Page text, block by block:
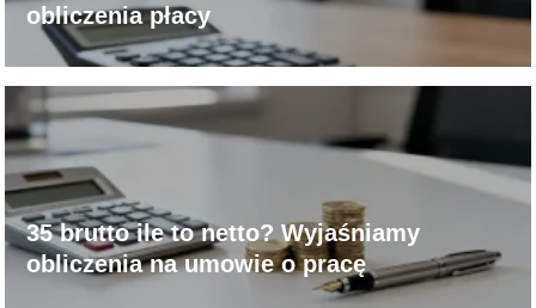
obliczenia płacy
35 brutto ile to netto? Wyjaśniamy
obliczenia na umowie o pracę